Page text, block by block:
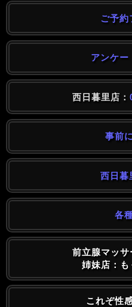
ご予約
アンケー
西日暮里店：
事前
西日暮
各
前立腺マッ
姉妹店：
これぞ性